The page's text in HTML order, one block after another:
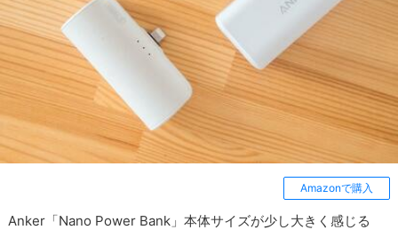
Amazonで購入
Anker「Nano Power Bank」本体サイズが少し大きく感じる